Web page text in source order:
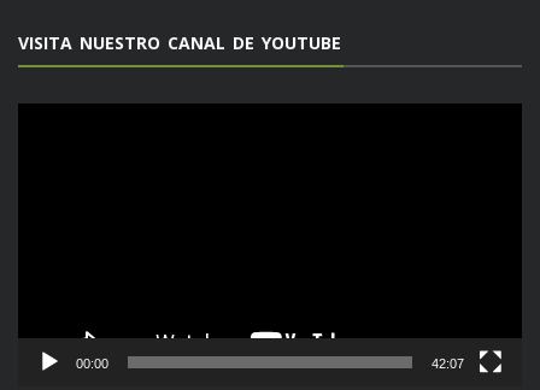
VISITA NUESTRO CANAL DE YOUTUBE
00:00 42:07